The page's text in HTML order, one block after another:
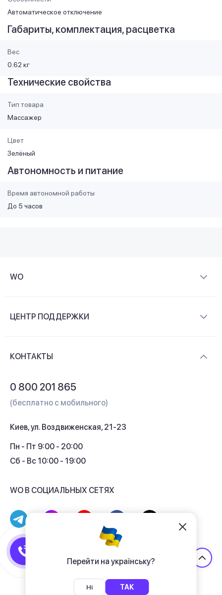
Перейти на українську?
Ні ТАК
Автоматическое отключение
Габариты, комплектация, расцветка
Вес
0.62 кг
Технические свойства
Тип товара
Массажер
Цвет
Зелёный
Автономность и питание
Время автономной работы
До 5 часов
WO
Контакты
ЦЕНТР ПОДДЕРЖКИ
Кэшбек
КОНТАКТЫ
0 800 201 865
(бесплатно с мобильного)
Киев, ул. Воздвиженская, 21-23
Пн - Пт 9:00 - 20:00
Сб - Вс 10:00 - 19:00
WO В СОЦИАЛЬНЫХ СЕТЯХ
Договор публичной оферты
Политика конфиденциальности